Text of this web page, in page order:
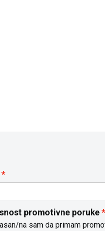
promotivne poruke
na sam da primam